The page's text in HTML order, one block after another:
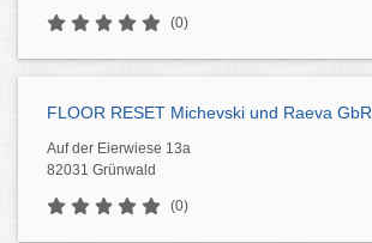
(0)
FLOOR RESET Michevski und Raeva GbR
Auf der Eierwiese 13a
82031 Grünwald
(0)